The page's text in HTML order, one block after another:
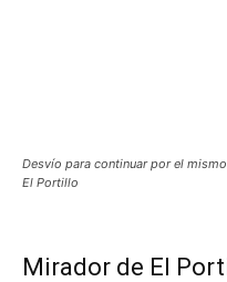
Desvío para continuar por el
El Portillo
Mirador de El